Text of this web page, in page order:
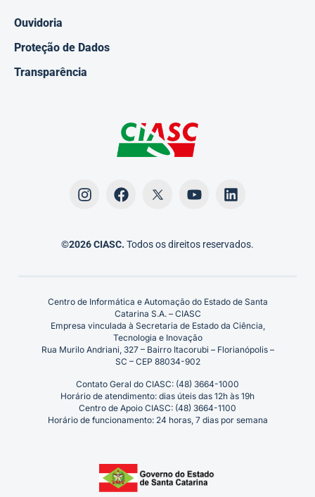
Ouvidoria
Proteção de Dados
Transparência
©2026 CIASC. Todos os direitos reservados.
Centro de Informática e Automação do Estado de Santa
Catarina S.A. – CIASC
Empresa vinculada à Secretaria de Estado da Ciência,
Tecnologia e Inovação
Rua Murilo Andriani, 327 – Bairro Itacorubi – Florianópolis –
SC – CEP 88034-902
Contato Geral do CIASC: (48) 3664-1000
Horário de atendimento: dias úteis das 12h às 19h
Centro de Apoio CIASC: (48) 3664-1100
Horário de funcionamento: 24 horas, 7 dias por semana